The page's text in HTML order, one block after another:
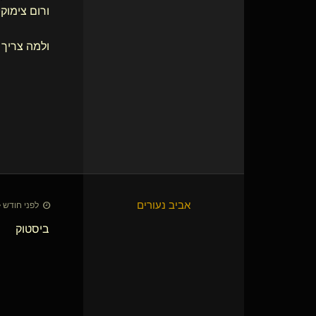
ורום
ולמה
אביב נעורים לפני חודש • 7 ביולי
ביסטוק